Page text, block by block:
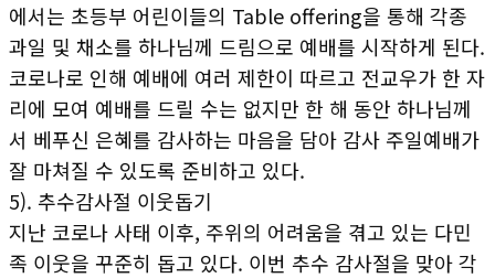
에서는 초등부 어린이들의 Table offering을 통해 각종
과일 및 채소를 하나님께 드림으로 예배를 시작하게 된다.
코로나로 인해 예배에 여러 제한이 따르고 전교우가 한 자
리에 모여 예배를 드릴 수는 없지만 한 해 동안 하나님께
서 베푸신 은혜를 감사하는 마음을 담아 감사 주일예배가
잘 마쳐질 수 있도록 준비하고 있다.
5). 추수감사절 이웃돕기
지난 코로나 사태 이후, 주위의 어려움을 겪고 있는 다민
족 이웃을 꾸준히 돕고 있다. 이번 추수 감사절을 맞아 각